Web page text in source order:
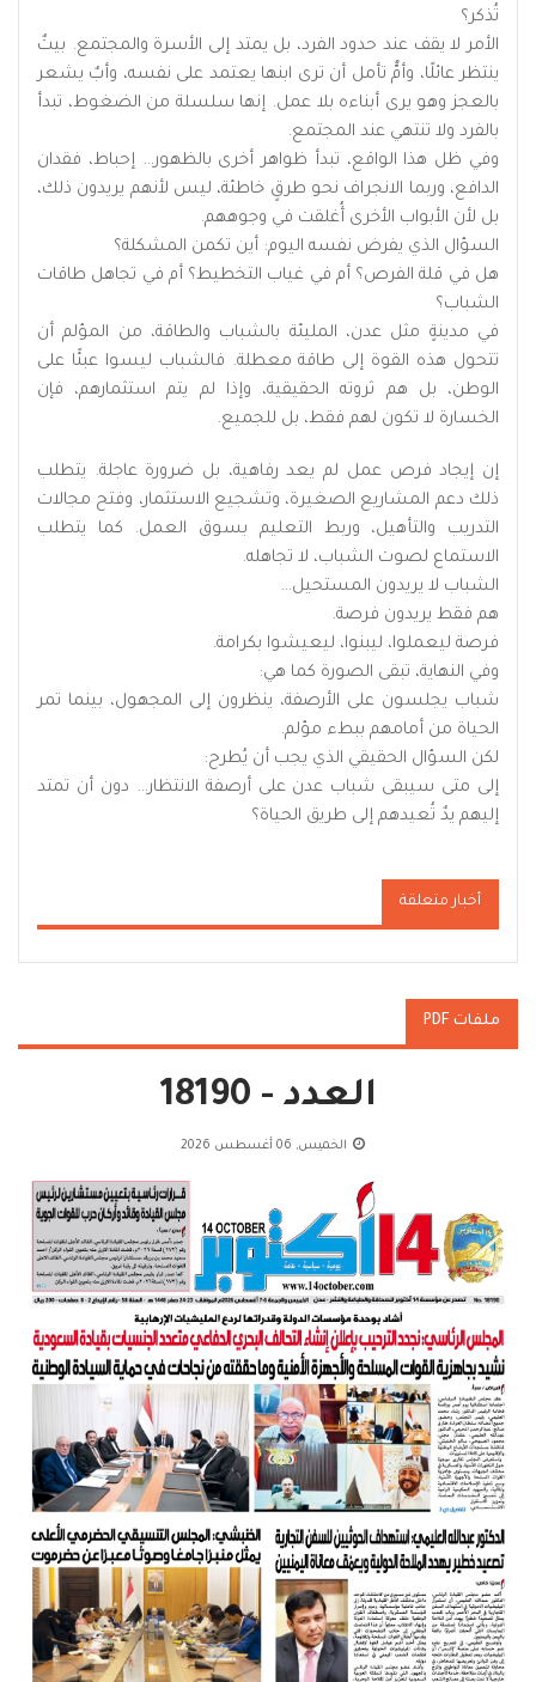
تُذكر؟
الأمر لا يقف عند حدود الفرد، بل يمتد إلى الأسرة والمجتمع. بيتٌ
ينتظر عائلًا، وأمٌّ تأمل أن ترى ابنها يعتمد على نفسه، وأبٌ يشعر
بالعجز وهو يرى أبناءه بلا عمل. إنها سلسلة من الضغوط، تبدأ
بالفرد ولا تنتهي عند المجتمع.
وفي ظل هذا الواقع، تبدأ ظواهر أخرى بالظهور… إحباط، فقدان
الدافع، وربما الانجراف نحو طرقٍ خاطئة، ليس لأنهم يريدون ذلك،
بل لأن الأبواب الأخرى أُغلقت في وجوههم.
السؤال الذي يفرض نفسه اليوم: أين تكمن المشكلة؟
هل في قلة الفرص؟ أم في غياب التخطيط؟ أم في تجاهل طاقات
الشباب؟
في مدينةٍ مثل عدن، المليئة بالشباب والطاقة، من المؤلم أن
تتحول هذه القوة إلى طاقة معطلة. فالشباب ليسوا عبئًا على
الوطن، بل هم ثروته الحقيقية، وإذا لم يتم استثمارهم، فإن
الخسارة لا تكون لهم فقط، بل للجميع.
إن إيجاد فرص عمل لم يعد رفاهية، بل ضرورة عاجلة. يتطلب
ذلك دعم المشاريع الصغيرة، وتشجيع الاستثمار، وفتح مجالات
التدريب والتأهيل، وربط التعليم بسوق العمل. كما يتطلب
الاستماع لصوت الشباب، لا تجاهله.
الشباب لا يريدون المستحيل…
هم فقط يريدون فرصة.
فرصة ليعملوا، ليبنوا، ليعيشوا بكرامة.
وفي النهاية، تبقى الصورة كما هي:
شباب يجلسون على الأرصفة، ينظرون إلى المجهول، بينما تمر
الحياة من أمامهم ببطء مؤلم.
لكن السؤال الحقيقي الذي يجب أن يُطرح:
إلى متى سيبقى شباب عدن على أرصفة الانتظار… دون أن تمتد
إليهم يدٌ تُعيدهم إلى طريق الحياة؟
أخبار متعلقة
ملفات PDF
العدد - 18190
الخميس, 06 أغسطس 2026